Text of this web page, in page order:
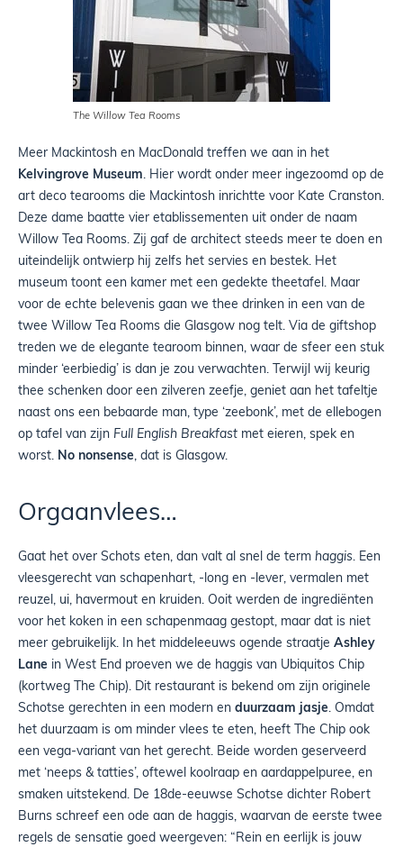
The Willow Tea Rooms
Meer Mackintosh en MacDonald treffen we aan in het
Kelvingrove Museum. Hier wordt onder meer ingezoomd op de
art deco tearooms die Mackintosh inrichtte voor Kate Cranston.
Deze dame baatte vier etablissementen uit onder de naam
Willow Tea Rooms. Zij gaf de architect steeds meer te doen en
uiteindelijk ontwierp hij zelfs het servies en bestek. Het
museum toont een kamer met een gedekte theetafel. Maar
voor de echte belevenis gaan we thee drinken in een van de
twee Willow Tea Rooms die Glasgow nog telt. Via de giftshop
treden we de elegante tearoom binnen, waar de sfeer een stuk
minder ‘eerbiedig’ is dan je zou verwachten. Terwijl wij keurig
thee schenken door een zilveren zeefje, geniet aan het tafeltje
naast ons een bebaarde man, type ‘zeebonk’, met de ellebogen
op tafel van zijn Full English Breakfast met eieren, spek en
worst. No nonsense, dat is Glasgow.
Orgaanvlees…
Gaat het over Schots eten, dan valt al snel de term haggis. Een
vleesgerecht van schapenhart, -long en -lever, vermalen met
reuzel, ui, havermout en kruiden. Ooit werden de ingrediënten
voor het koken in een schapenmaag gestopt, maar dat is niet
meer gebruikelijk. In het middeleeuws ogende straatje Ashley
Lane in West End proeven we de haggis van Ubiquitos Chip
(kortweg The Chip). Dit restaurant is bekend om zijn originele
Schotse gerechten in een modern en duurzaam jasje. Omdat
het duurzaam is om minder vlees te eten, heeft The Chip ook
een vega-variant van het gerecht. Beide worden geserveerd
met ‘neeps & tatties’, oftewel koolraap en aardappelpuree, en
smaken uitstekend. De 18de-eeuwse Schotse dichter Robert
Burns schreef een ode aan de haggis, waarvan de eerste twee
regels de sensatie goed weergeven: “Rein en eerlijk is jouw